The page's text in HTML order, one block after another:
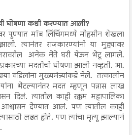
घोषणा कधी करण्यात आली?
पुण्यात मॉब लिंचिंगमध्ये मोहसीन शेखला
त्यानंतर राजकारण्यांनी या मुद्द्यावर
अनेक नेते घरी येऊन भेटू लागले.
मदतीची घोषणा झाली नव्हती. आ.
वडिलांना मुख्यमंत्र्यांकडे नेले. तत्कालीन
भेटल्यानंतर मदत म्हणून पन्नास लाख
दिलं. त्यातील काही रक्कम महापालिका
देण्यात आलं. पण त्यातील काही
लढत होते. पण त्यांचा मृत्यू झाल्यानं